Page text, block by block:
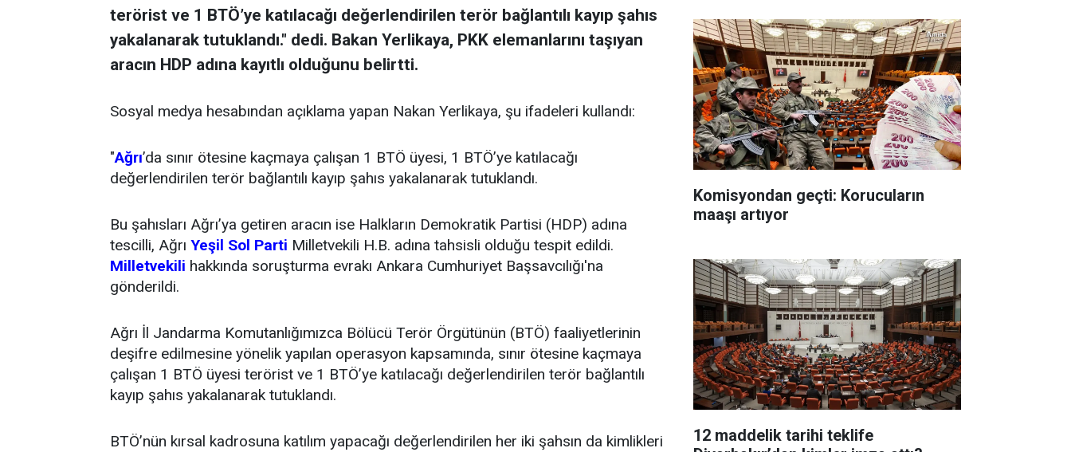
terörist ve 1 BTÖ’ye katılacağı değerlendirilen terör bağlantılı kayıp şahıs
yakalanarak tutuklandı." dedi. Bakan Yerlikaya, PKK elemanlarını taşıyan
aracın HDP adına kayıtlı olduğunu belirtti.
Sosyal medya hesabından açıklama yapan Nakan Yerlikaya, şu ifadeleri kullandı:
"Ağrı’da sınır ötesine kaçmaya çalışan 1 BTÖ üyesi, 1 BTÖ’ye katılacağı
değerlendirilen terör bağlantılı kayıp şahıs yakalanarak tutuklandı.
Bu şahısları Ağrı’ya getiren aracın ise Halkların Demokratik Partisi (HDP) adına
tescilli, Ağrı Yeşil Sol Parti Milletvekili H.B. adına tahsisli olduğu tespit edildi.
Milletvekili hakkında soruşturma evrakı Ankara Cumhuriyet Başsavcılığı'na
gönderildi.
Ağrı İl Jandarma Komutanlığımızca Bölücü Terör Örgütünün (BTÖ) faaliyetlerinin
deşifre edilmesine yönelik yapılan operasyon kapsamında, sınır ötesine kaçmaya
çalışan 1 BTÖ üyesi terörist ve 1 BTÖ’ye katılacağı değerlendirilen terör bağlantılı
kayıp şahıs yakalanarak tutuklandı.
BTÖ’nün kırsal kadrosuna katılım yapacağı değerlendirilen her iki şahsın da kimlikleri
Komisyondan geçti: Korucuların
maaşı artıyor
12 maddelik tarihi teklife